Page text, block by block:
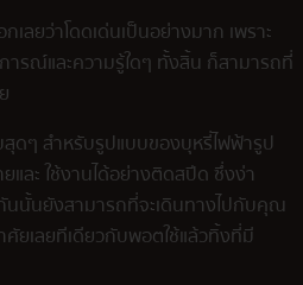
ลยว่าโดดเด่นเป็นอย่างมาก เพราะ
ารณ์และความรู้ใดๆ ทั้งสิ้น ก็สามารถที่
ดๆ สำหรับรูปแบบของบุหรี่ไฟฟ้ารูป
ละ ใช้งานได้อย่างติดสปีด ซึ่งง่า
นั้นยังสามารถที่จะเดินทางไปกับคุณ
ยเลยทีเดียวกับพอตใช้แล้วทิ้งที่มี